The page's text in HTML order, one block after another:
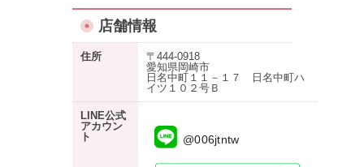
店舗情報
住所
〒444-0918
愛知県岡崎市
日名中町１１－１７ 日名中町ハ
イツ１０２号Ｂ
LINE公式
アカウン
ト
@006jtntw